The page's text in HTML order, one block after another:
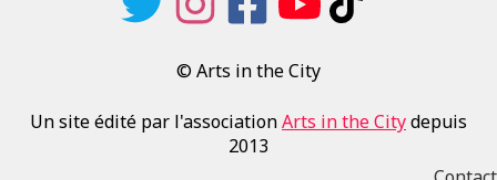
© Arts in the City
Un site édité par l'associationArts in the Citydepuis
2013